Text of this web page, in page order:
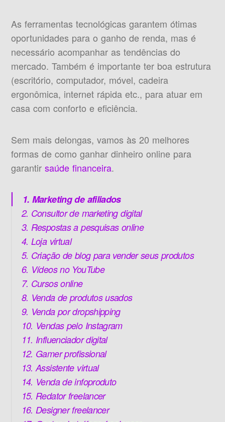
As ferramentas tecnológicas garantem ótimas
oportunidades para o ganho de renda, mas é
necessário acompanhar as tendências do
mercado. Também é importante ter boa estrutura
(escritório, computador, móvel, cadeira
ergonômica, internet rápida etc., para atuar em
casa com conforto e eficiência.
Sem mais delongas, vamos às 20 melhores
formas de como ganhar dinheiro online para
garantirsaúde financeira.
1. Marketing de afiliados
2. Consultor de marketing digital
3. Respostas a pesquisas online
4. Loja virtual
5. Criação de blog para vender seus produtos
6. Vídeos no YouTube
7. Cursos online
8. Venda de produtos usados
9. Venda por dropshipping
10. Vendas pelo Instagram
11. Influenciador digital
12. Gamer profissional
13. Assistente virtual
14. Venda de infoproduto
15. Redator freelancer
16. Designer freelancer